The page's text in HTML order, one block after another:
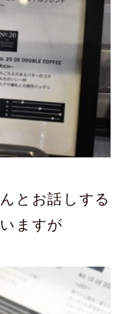
とお話しする
ますが